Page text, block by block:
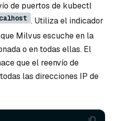
de puertos de kubectl
. Utiliza el indicador
Milvus escuche en la
o en todas ellas. El
que el reenvío de
las direcciones IP de